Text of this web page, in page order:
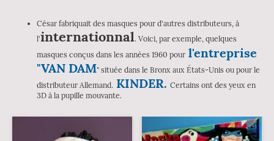
César fabriquait des masques pour d'autres distributeurs, à
l'internationnal. Voici, par exemple, quelques
masques conçus dans les années 1960 pour l'entreprise
"VAN DAM" située dans le Bronx aux États-Unis ou pour le
distributeur Allemand. KINDER. Certains ont des yeux en
3D à la pupille mouvante.